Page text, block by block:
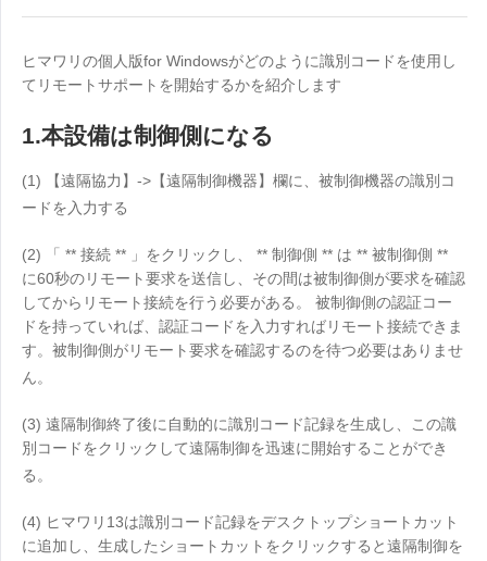
リモートデータアクセス
工業製造
チェーン小売
AweShellビジネスプラン
日本
中國香港
繁體中文
中國澳門
繁體中文
中國台灣
한국
한국어
Malaysia
English
ประเทศไทย
ไทย
Việt Nam
Tiếng Việt
دولة الإمارات العربية المتحدة
English
Philippines
English
Singapore
Indonesia
English
Қазақстан
Русский
お問い合わせ
スマートハードウェア
ヒマワリの個人版for Windowsがどのように識別コードを使用し
てリモートサポートを開始するかを紹介します
1.本設備は制御側になる
(1) 【遠隔協力】->【遠隔制御機器】欄に、被制御機器の識別コ
ードを入力する
(2) 「 ** 接続 ** 」をクリックし、 ** 制御側 ** は ** 被制御側 **
に60秒のリモート要求を送信し、その間は被制御側が要求を確認
してからリモート接続を行う必要がある。 被制御側の認証コー
ドを持っていれば、認証コードを入力すればリモート接続できま
す。被制御側がリモート要求を確認するのを待つ必要はありませ
ん。
(3) 遠隔制御終了後に自動的に識別コード記録を生成し、この識
別コードをクリックして遠隔制御を迅速に開始することができ
る。
(4) ヒマワリ13は識別コード記録をデスクトップショートカット
に追加し、生成したショートカットをクリックすると遠隔制御を